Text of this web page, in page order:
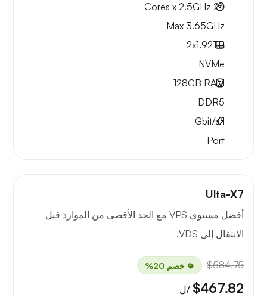
24 Cores x 2.5GHz
Max 3.65GHz
2x1.92TB
NVMe
128GB RAM
DDR5
1
Gbit/s
Port
Ulta-X7
أفضل مستوى VPS مع الحد الأقصى من الموارد قبل
الانتقال إلى VDS.
$584.75 خصم 20%
$467.82 /ل